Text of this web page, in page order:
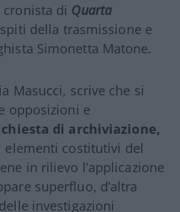
di Quarta
della trasmissione e
Simonetta Matone.
Masucci, scrive che si
opposizioni e
di archiviazione,
costitutivi del
in rilievo l’applicazione
superfluo, d’altra
investigazioni